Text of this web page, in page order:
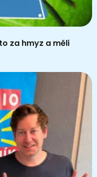
za hmyz a měli